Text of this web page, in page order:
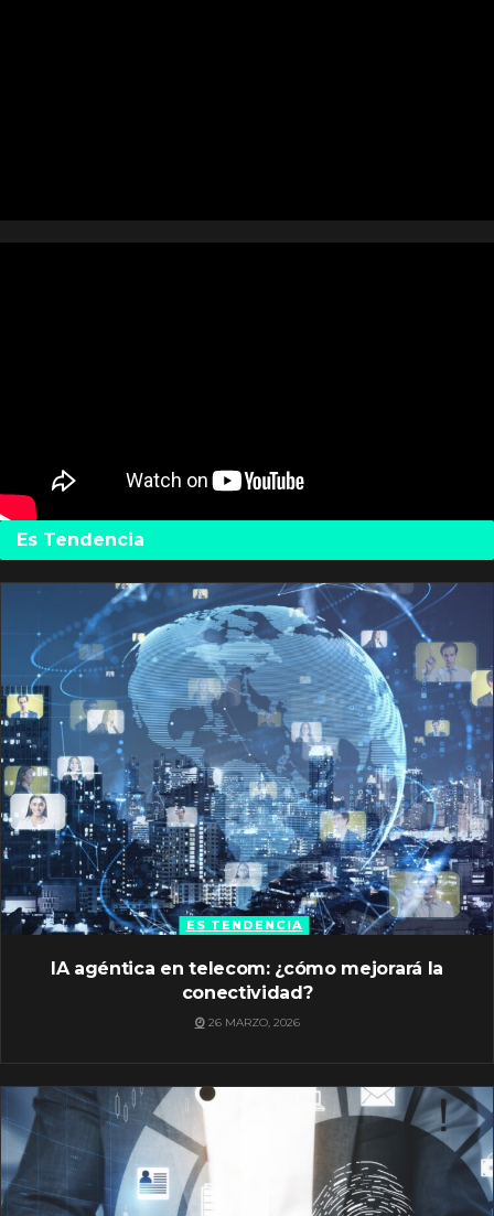
Es Tendencia
ES TENDENCIA
IA agéntica en telecom: ¿cómo mejorará la
conectividad?
26 MARZO, 2026